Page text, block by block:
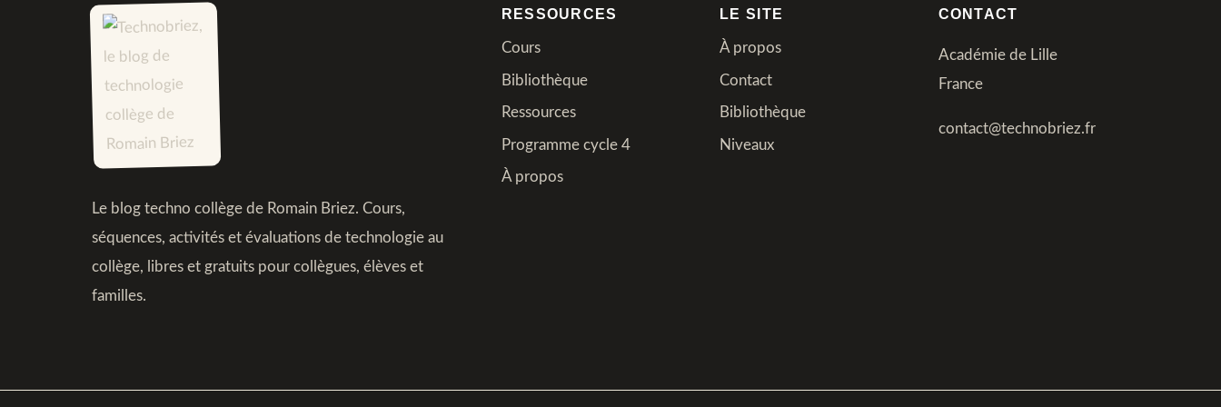
Le blog techno collège de Romain Briez. Cours,
séquences, activités et évaluations de technologie au
collège, libres et gratuits pour collègues, élèves et
familles.
RESSOURCES
Cours
Bibliothèque
Ressources
Programme cycle 4
À propos
LE SITE
À propos
Contact
Bibliothèque
Niveaux
CONTACT
Académie de Lille
France
contact@technobriez.fr